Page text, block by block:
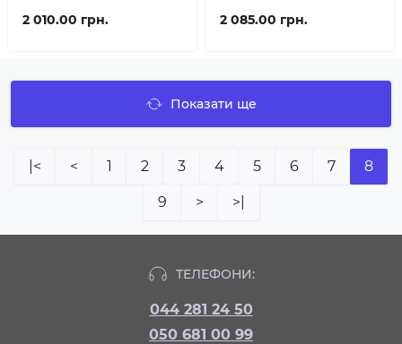
2 010.00 грн. 2 085.00 грн.
Показати ще
|< < 1 2 3 4 5 6 7 8
9 > >|
ТЕЛЕФОНИ:
044 281 24 50
050 681 00 99